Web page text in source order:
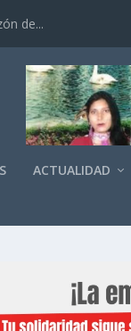
de...
ACTUALIDAD